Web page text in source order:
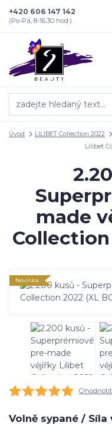
+420 606 147 142
(Po-Pá, 8-16.30 hod.)
Úvod LILIBET Collection 2022
Lilibet
made
Collection
Novinka
Volně sypané /